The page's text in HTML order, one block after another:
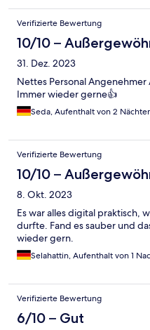
Verifizierte Bewertung
10/10 –
31. Dez. 2023
Nettes Personal
Immer wieder gerne👍
Seda, Aufenthalt von 2
Verifizierte Bewertung
10/10 –
8. Okt. 2023
Es war alles digital praktisch,
durfte. Fand es sauber und
wieder gern.
Selahattin, Aufenthalt von 1
Verifizierte Bewertung
6/10 – Gut